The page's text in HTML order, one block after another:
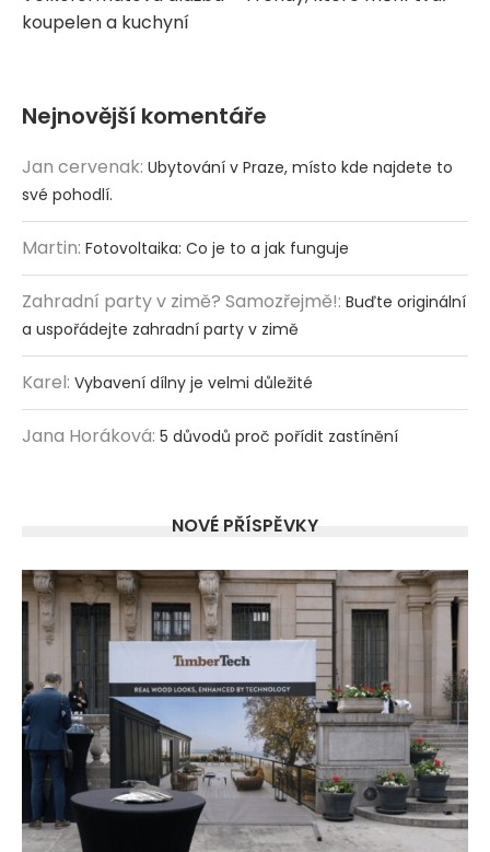
koupelen a kuchyní
Nejnovější komentáře
Jan cervenak: Ubytování v Praze, místo kde najdete to
své pohodlí.
Martin: Fotovoltaika: Co je to a jak funguje
Zahradní party v zimě? Samozřejmě!: Buďte originální
a uspořádejte zahradní party v zimě
Karel: Vybavení dílny je velmi důležité
Jana Horáková: 5 důvodů proč pořídit zastínění
NOVÉ PŘÍSPĚVKY